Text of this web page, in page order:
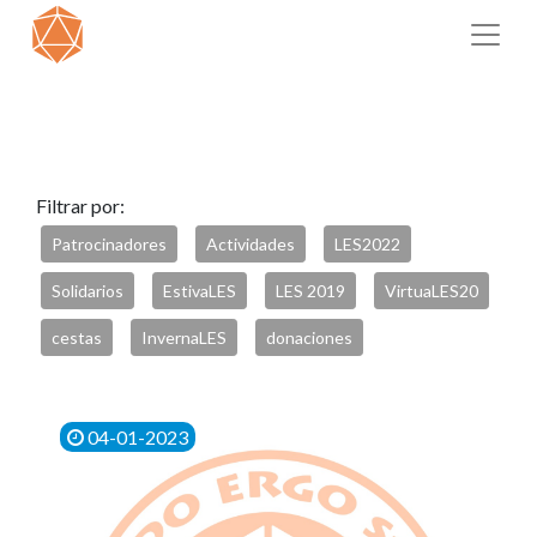
Filtrar por:
Patrocinadores Actividades LES2022
Solidarios EstivaLES LES 2019 VirtuaLES20
cestas InvernaLES donaciones
04-01-2023